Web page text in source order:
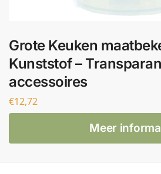
Grote Keuken
Kunststof –
accessoires
€12,72
Meer